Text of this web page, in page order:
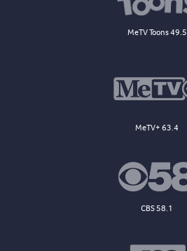
MeTV Toons 49.5
MeTV+ 63.4
CBS 58.1